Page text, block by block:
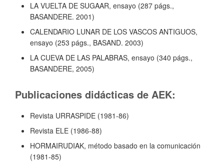
LA VUELTA DE SUGAAR, ensayo (287 págs.,
BASANDERE. 2001)
CALENDARIO LUNAR DE LOS VASCOS ANTIGUOS,
ensayo (253 págs., BASAND. 2003)
LA CUEVA DE LAS PALABRAS, ensayo (340 págs.,
BASANDERE, 2005)
Publicaciones didácticas de AEK:
Revista URRASPIDE (1981-86)
Revista ELE (1986-88)
HORMAIRUDIAK, método basado en la comunicación
(1981-85)